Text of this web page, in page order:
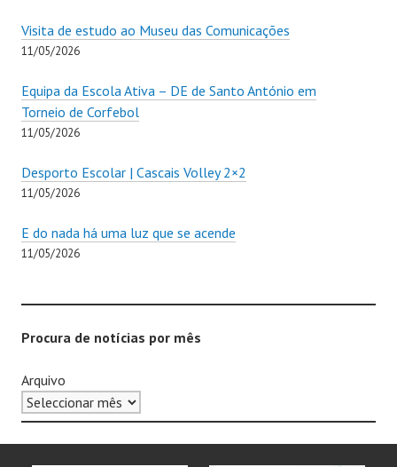
Visita de estudo ao Museu das Comunicações
11/05/2026
Equipa da Escola Ativa – DE de Santo António em
Torneio de Corfebol
11/05/2026
Desporto Escolar | Cascais Volley 2×2
11/05/2026
E do nada há uma luz que se acende
11/05/2026
Procura de notícias por mês
Arquivo